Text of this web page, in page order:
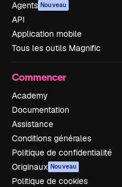
Agents Nouveau
API
Application mobile
Tous les outils Magnific
Commencer
Academy
Documentation
Assistance
Conditions générales
Politique de confidentialité
Originaux Nouveau
Politique de cookies